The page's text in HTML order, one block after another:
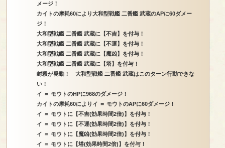
メージ！
カイトの摩耗60により大和型戦艦 二番艦 武蔵のAPに60ダメー
ジ！
大和型戦艦 二番艦 武蔵に【不吉】を付与！
大和型戦艦 二番艦 武蔵に【不運】を付与！
大和型戦艦 二番艦 武蔵に【魔凶】を付与！
大和型戦艦 二番艦 武蔵に【塔】を付与！
封殺が発動！ 大和型戦艦 二番艦 武蔵はこのターン行動できな
い！
イ ＝ モウトのHPに968のダメージ！
カイトの摩耗60によりイ ＝ モウトのAPに60ダメージ！
イ ＝ モウトに【不吉(効果時間2倍)】を付与！
イ ＝ モウトに【不運(効果時間2倍)】を付与！
イ ＝ モウトに【魔凶(効果時間2倍)】を付与！
イ ＝ モウトに【塔(効果時間2倍)】を付与！